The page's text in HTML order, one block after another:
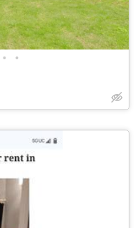
• •